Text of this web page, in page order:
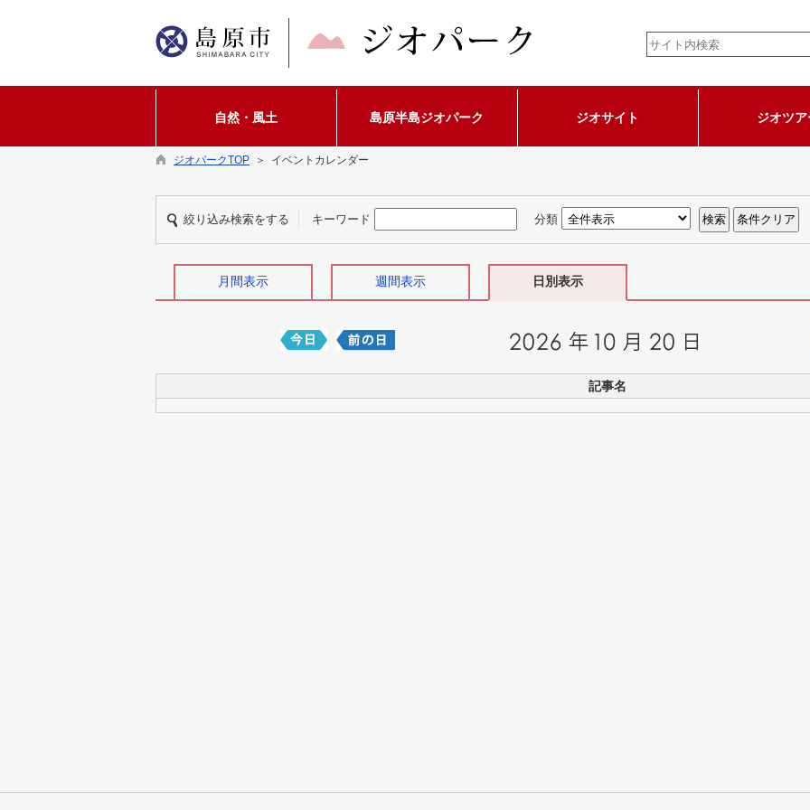
自然・風土 島原半島ジオパーク ジオサイト ジオツア
ジオパークTOP ＞ イベントカレンダー
絞り込み検索をする キーワード 分類
月間表示 週間表示 日別表示
記事名